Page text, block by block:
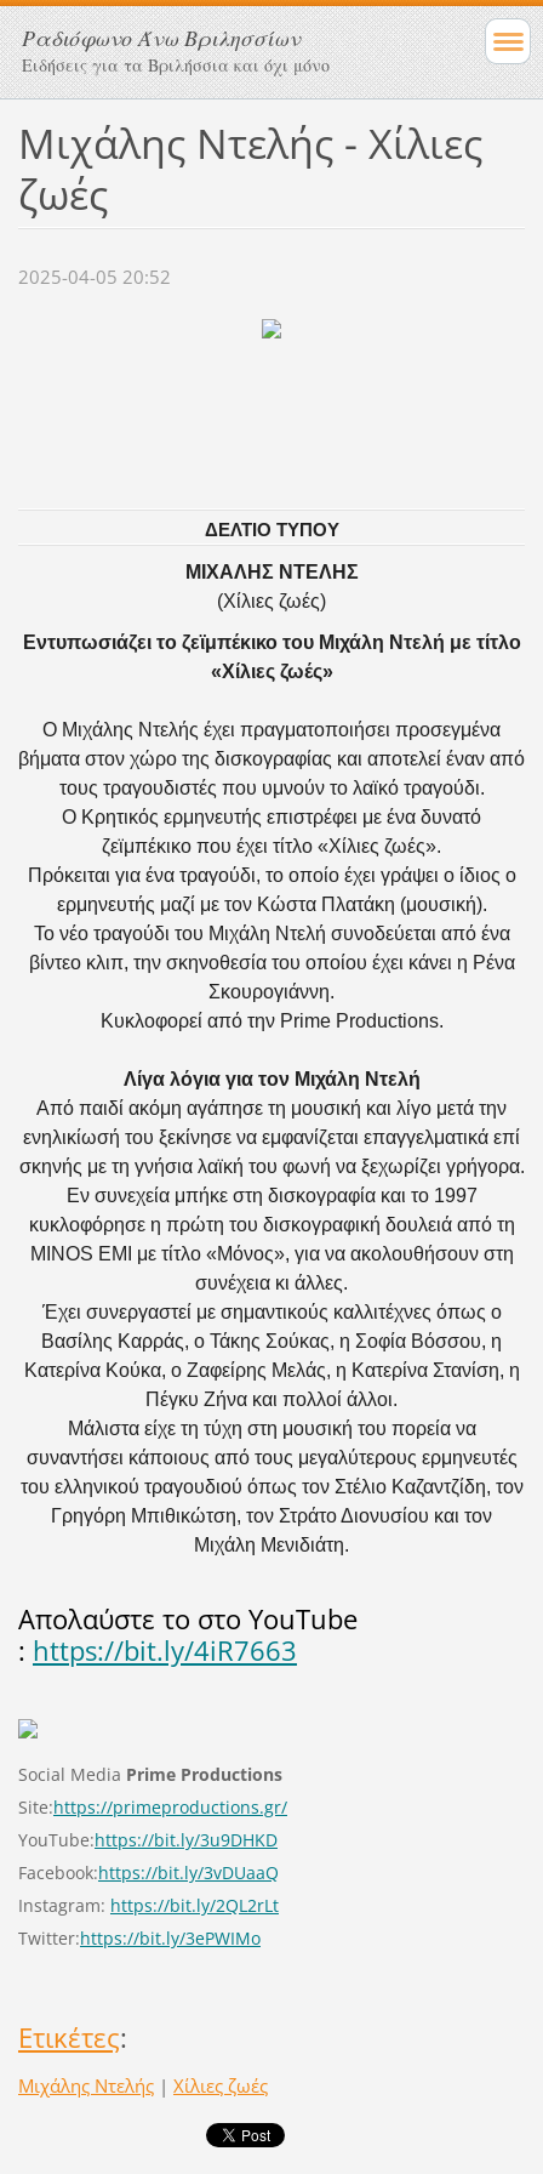
Ραδιόφωνο Άνω Βριλησσίων
Ειδήσεις για τα Βριλήσσια και όχι μόνο
Μιχάλης Ντελής - Χίλιες
ζωές
2025-04-05 20:52
ΔΕΛΤΙΟ ΤΥΠΟΥ
ΜΙΧΑΛΗΣ ΝΤΕΛΗΣ
(Χίλιες ζωές)
Εντυπωσιάζει το ζεϊμπέκικο του Μιχάλη Ντελή με τίτλο
«Χίλιες ζωές»
Ο Μιχάλης Ντελής έχει πραγματοποιήσει προσεγμένα
βήματα στον χώρο της δισκογραφίας και αποτελεί έναν από
τους τραγουδιστές που υμνούν το λαϊκό τραγούδι.
Ο Κρητικός ερμηνευτής επιστρέφει με ένα δυνατό
ζεϊμπέκικο που έχει τίτλο «Χίλιες ζωές».
Πρόκειται για ένα τραγούδι, το οποίο έχει γράψει ο ίδιος ο
ερμηνευτής μαζί με τον Κώστα Πλατάκη (μουσική).
Το νέο τραγούδι του Μιχάλη Ντελή συνοδεύεται από ένα
βίντεο κλιπ, την σκηνοθεσία του οποίου έχει κάνει η Ρένα
Σκουρογιάννη.
Κυκλοφορεί από την Prime Productions.
Λίγα λόγια για τον Μιχάλη Ντελή
Από παιδί ακόμη αγάπησε τη μουσική και λίγο μετά την
ενηλικίωσή του ξεκίνησε να εμφανίζεται επαγγελματικά επί
σκηνής με τη γνήσια λαϊκή του φωνή να ξεχωρίζει γρήγορα.
Εν συνεχεία μπήκε στη δισκογραφία και το 1997
κυκλοφόρησε η πρώτη του δισκογραφική δουλειά από τη
MINOS EMI με τίτλο «Μόνος», για να ακολουθήσουν στη
συνέχεια κι άλλες.
Έχει συνεργαστεί με σημαντικούς καλλιτέχνες όπως ο
Βασίλης Καρράς, ο Τάκης Σούκας, η Σοφία Βόσσου, η
Κατερίνα Κούκα, ο Ζαφείρης Μελάς, η Κατερίνα Στανίση, η
Πέγκυ Ζήνα και πολλοί άλλοι.
Μάλιστα είχε τη τύχη στη μουσική του πορεία να
συναντήσει κάποιους από τους μεγαλύτερους ερμηνευτές
του ελληνικού τραγουδιού όπως τον Στέλιο Καζαντζίδη, τον
Γρηγόρη Μπιθικώτση, τον Στράτο Διονυσίου και τον
Μιχάλη Μενιδιάτη.
Απολαύστε το στο YouTube
: https://bit.ly/4iR7663
Social Media Prime Productions
Site:https://primeproductions.gr/
YouTube:https://bit.ly/3u9DHKD
Facebook:https://bit.ly/3vDUaaQ
Instagram: https://bit.ly/2QL2rLt
Twitter:https://bit.ly/3ePWIMo
Ετικέτες:
Μιχάλης Ντελής | Χίλιες ζωές